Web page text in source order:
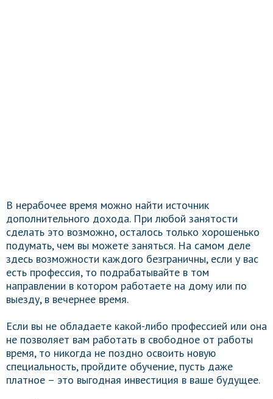
В нерабочее время можно найти источник
дополнительного дохода. При любой занятости
сделать это возможно, осталось только хорошенько
подумать, чем вы можете заняться. На самом деле
здесь возможности каждого безграничны, если у вас
есть профессия, то подрабатывайте в том
направлении в котором работаете на дому или по
выезду, в вечернее время.
Если вы не обладаете какой-либо профессией или она
не позволяет вам работать в свободное от работы
время, то никогда не поздно освоить новую
специальность, пройдите обучение, пусть даже
платное – это выгодная инвестиция в ваше будущее.